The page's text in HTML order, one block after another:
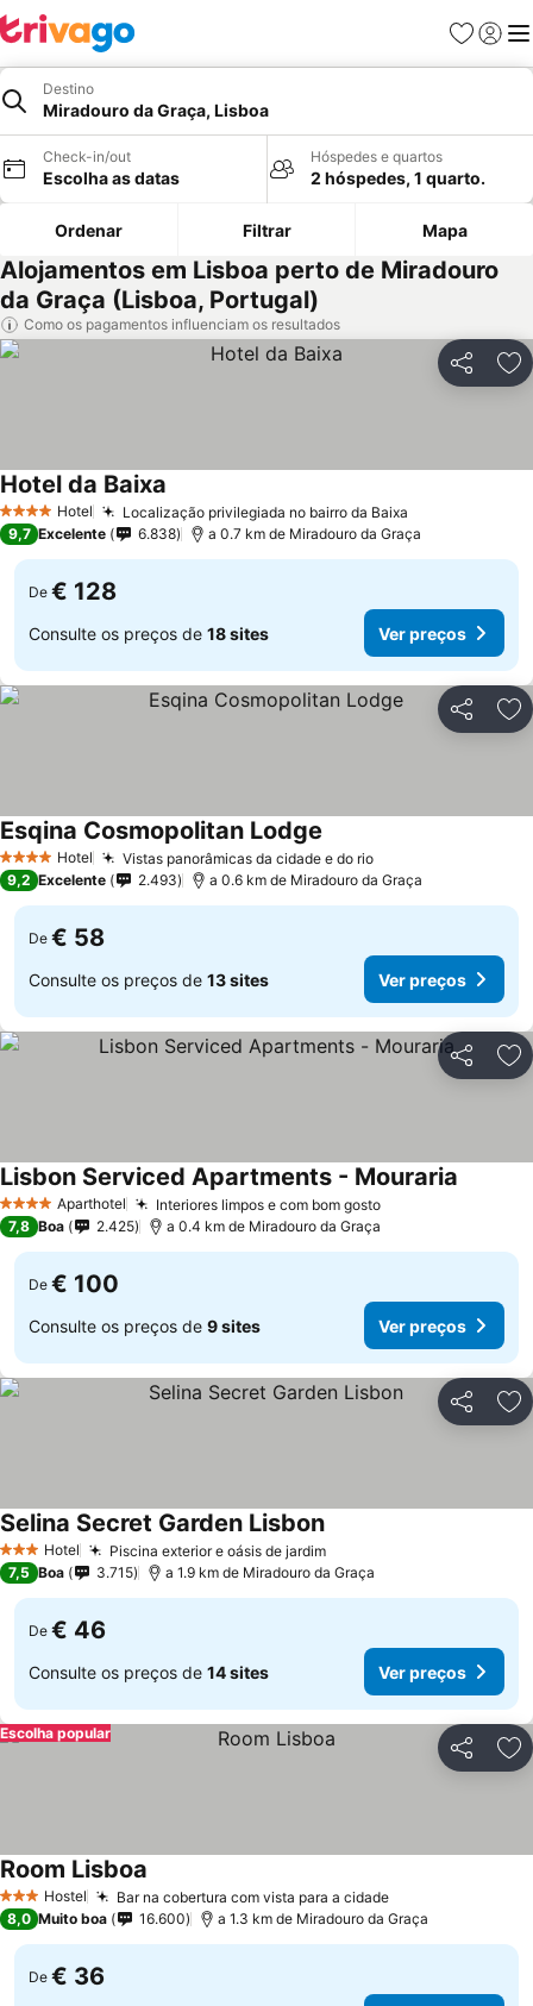
Favoritos
Iniciar
Destino
Miradouro da Graça, Lisboa
Check-in/out
Escolha as datas
Hóspedes e quartos
2 hóspedes, 1 quarto.
Ordenar Filtrar Mapa
Alojamentos em Lisboa perto de Miradouro
da Graça (Lisboa, Portugal)
Como os pagamentos influenciam os resultados
Partilhar
4 EstrelasHotel Localização privilegiada no bairro da Baixa
Hotel da Baixa
9,7 Excelente 6.838 a 0.7 km de Miradouro da Graça
De € 128
Consulte os preços de 18 sites Ver preços
Partilhar
4 EstrelasHotel Vistas panorâmicas da cidade e do rio
Esqina Cosmopolitan Lodge
9,2 Excelente 2.493 a 0.6 km de Miradouro da Graça
De € 58
Consulte os preços de 13 sites Ver preços
Partilhar
4 EstrelasAparthotel Interiores limpos e com bom gosto
Lisbon Serviced Apartments - Mouraria
7,8 Boa 2.425 a 0.4 km de Miradouro da Graça
De € 100
Consulte os preços de 9 sites Ver preços
Partilhar
3 EstrelasHotel Piscina exterior e oásis de jardim
Selina Secret Garden Lisbon
7,5 Boa 3.715 a 1.9 km de Miradouro da Graça
De € 46
Consulte os preços de 14 sites Ver preços
Partilhar
Escolha popular
3 EstrelasHostel Bar na cobertura com vista para a cidade
Room Lisboa
8,0 Muito boa 16.600 a 1.3 km de Miradouro da Graça
De € 36